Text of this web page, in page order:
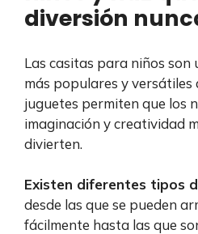
diversión
Las casitas para niños son
más populares y versátiles
juguetes permiten que los
imaginación y creatividad
divierten.
Existen diferentes tipos
desde las que se pueden
fácilmente hasta las que